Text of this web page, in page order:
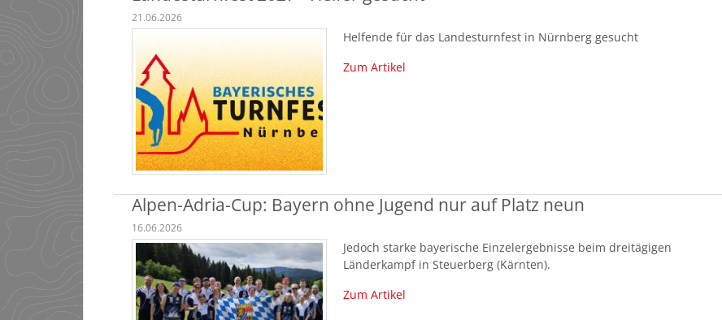
21.06.2026
Helfende für das Landesturnfest in Nürnberg gesucht
Zum Artikel
Alpen-Adria-Cup: Bayern ohne Jugend nur auf Platz neun
16.06.2026
Jedoch starke bayerische Einzelergebnisse beim dreitägigen
Länderkampf in Steuerberg (Kärnten).
Zum Artikel